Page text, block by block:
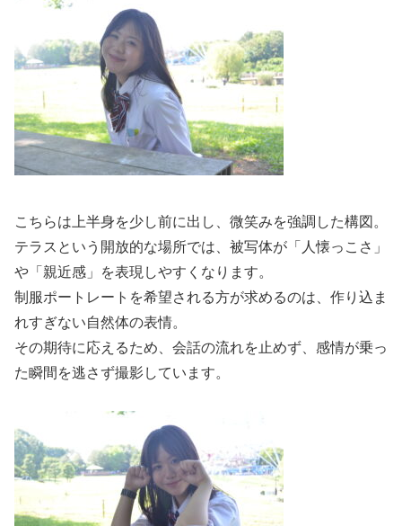
こちらは上半身を少し前に出し、微笑みを強調した構図。
テラスという開放的な場所では、被写体が「人懐っこさ」
や「親近感」を表現しやすくなります。
制服ポートレートを希望される方が求めるのは、作り込ま
れすぎない自然体の表情。
その期待に応えるため、会話の流れを止めず、感情が乗っ
た瞬間を逃さず撮影しています。